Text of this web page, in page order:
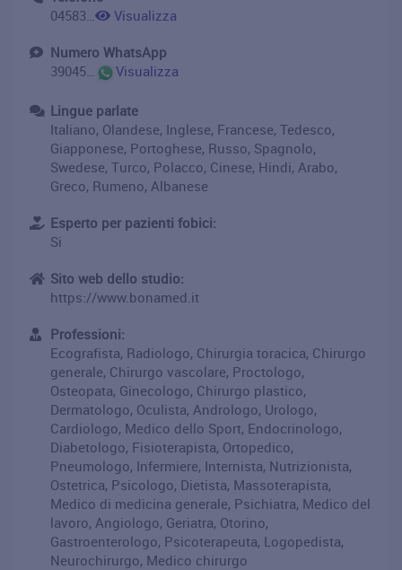
0458322162
Visualizza
Numero WhatsApp
390458322162
Visualizza
Lingue parlate
Italiano, Olandese, Inglese, Francese, Tedesco,
Giapponese, Portoghese, Russo, Spagnolo,
Swedese, Turco, Polacco, Cinese, Hindi, Arabo,
Greco, Rumeno, Albanese
Esperto per pazienti fobici:
Si
Sito web dello studio:
https://www.bonamed.it
Professioni:
Ecografista, Radiologo, Chirurgia toracica, Chirurgo
generale, Chirurgo vascolare, Proctologo,
Osteopata, Ginecologo, Chirurgo plastico,
Dermatologo, Oculista, Andrologo, Urologo,
Cardiologo, Medico dello Sport, Endocrinologo,
Diabetologo, Fisioterapista, Ortopedico,
Pneumologo, Infermiere, Internista, Nutrizionista,
Ostetrica, Psicologo, Dietista, Massoterapista,
Medico di medicina generale, Psichiatra, Medico del
lavoro, Angiologo, Geriatra, Otorino,
Gastroenterologo, Psicoterapeuta, Logopedista,
Neurochirurgo, Medico chirurgo